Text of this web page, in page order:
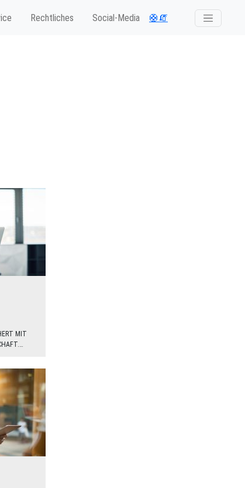
Rechtliches Social-Media 🛟 🧯
MIT